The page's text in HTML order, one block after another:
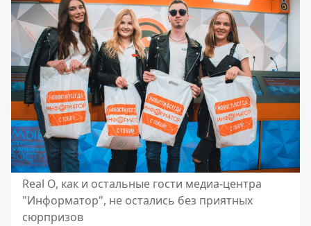
Real O, как и остальные гости медиа-центра
"Информатор", не остались без приятных
сюрпризов